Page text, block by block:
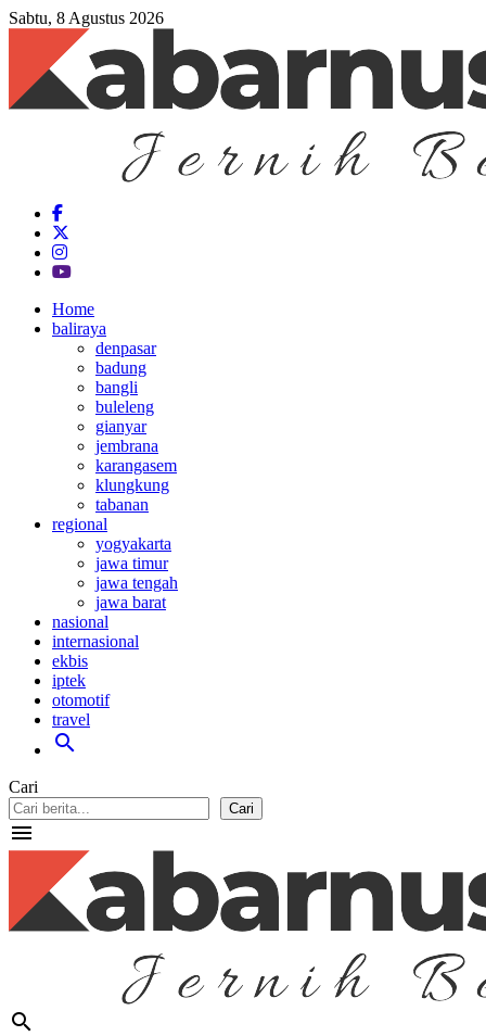
Sabtu, 8 Agustus 2026
Home
baliraya
denpasar
badung
bangli
buleleng
gianyar
jembrana
karangasem
klungkung
tabanan
regional
yogyakarta
jawa timur
jawa tengah
jawa barat
nasional
internasional
ekbis
iptek
otomotif
travel
search
Cari
Cari
menu
search